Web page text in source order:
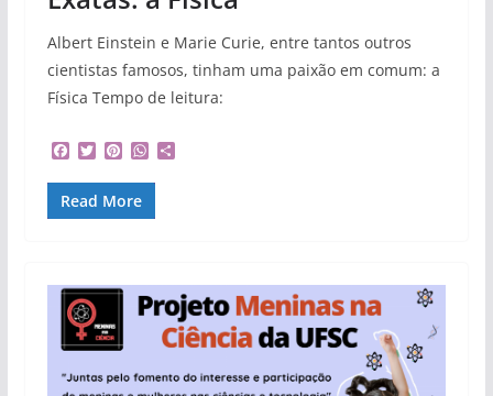
Albert Einstein e Marie Curie, entre tantos outros
cientistas famosos, tinham uma paixão em comum: a
Física Tempo de leitura:
F
c
e
b
T
i
t
t
P
n
t
e
t
W
a
s
S
Read More